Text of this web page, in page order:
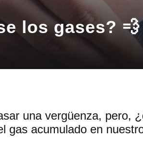
los gases? 💨
una vergüenza, pero,
gas acumulado en